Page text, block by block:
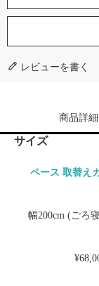
レビューを書く
商品詳細
サイズ
ペース 取替え
幅200cm (ごろ